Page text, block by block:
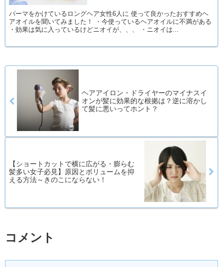
パーマをかけているロングヘア女性6人に 使って良かったおすすめヘ
アオイルを聞いてみました！ ・今使っているヘアオイルに不満がある
・効果は気に入っているけどニオイが、、、 ・ニオイは...
ヘアアイロン・ドライヤーのマイナスイ
オンが髪に効果的な根拠は？逆に溶かし
て髪に悪いってホント？
【ショートカットで横に広がる・膨らむ
髪多い女子必見】原因とボリュームを抑
える方法～きのこにならない！
コメント